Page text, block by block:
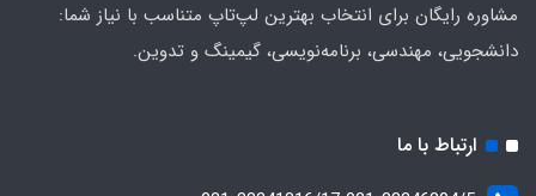
مشاوره رایگان برای انتخاب بهترین لپ‌تاپ متناسب با نیاز شما:
دانشجویی، مهندسی، برنامه‌نویسی، گیمینگ و تدوین.
ارتباط با ما